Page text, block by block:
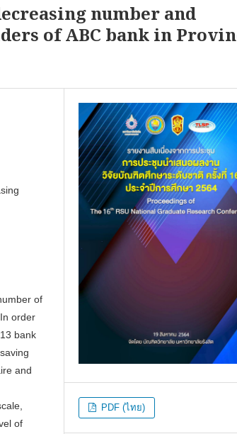
number and
of ABC bank in
of
order
bank
and
of
PDF (ไทย)